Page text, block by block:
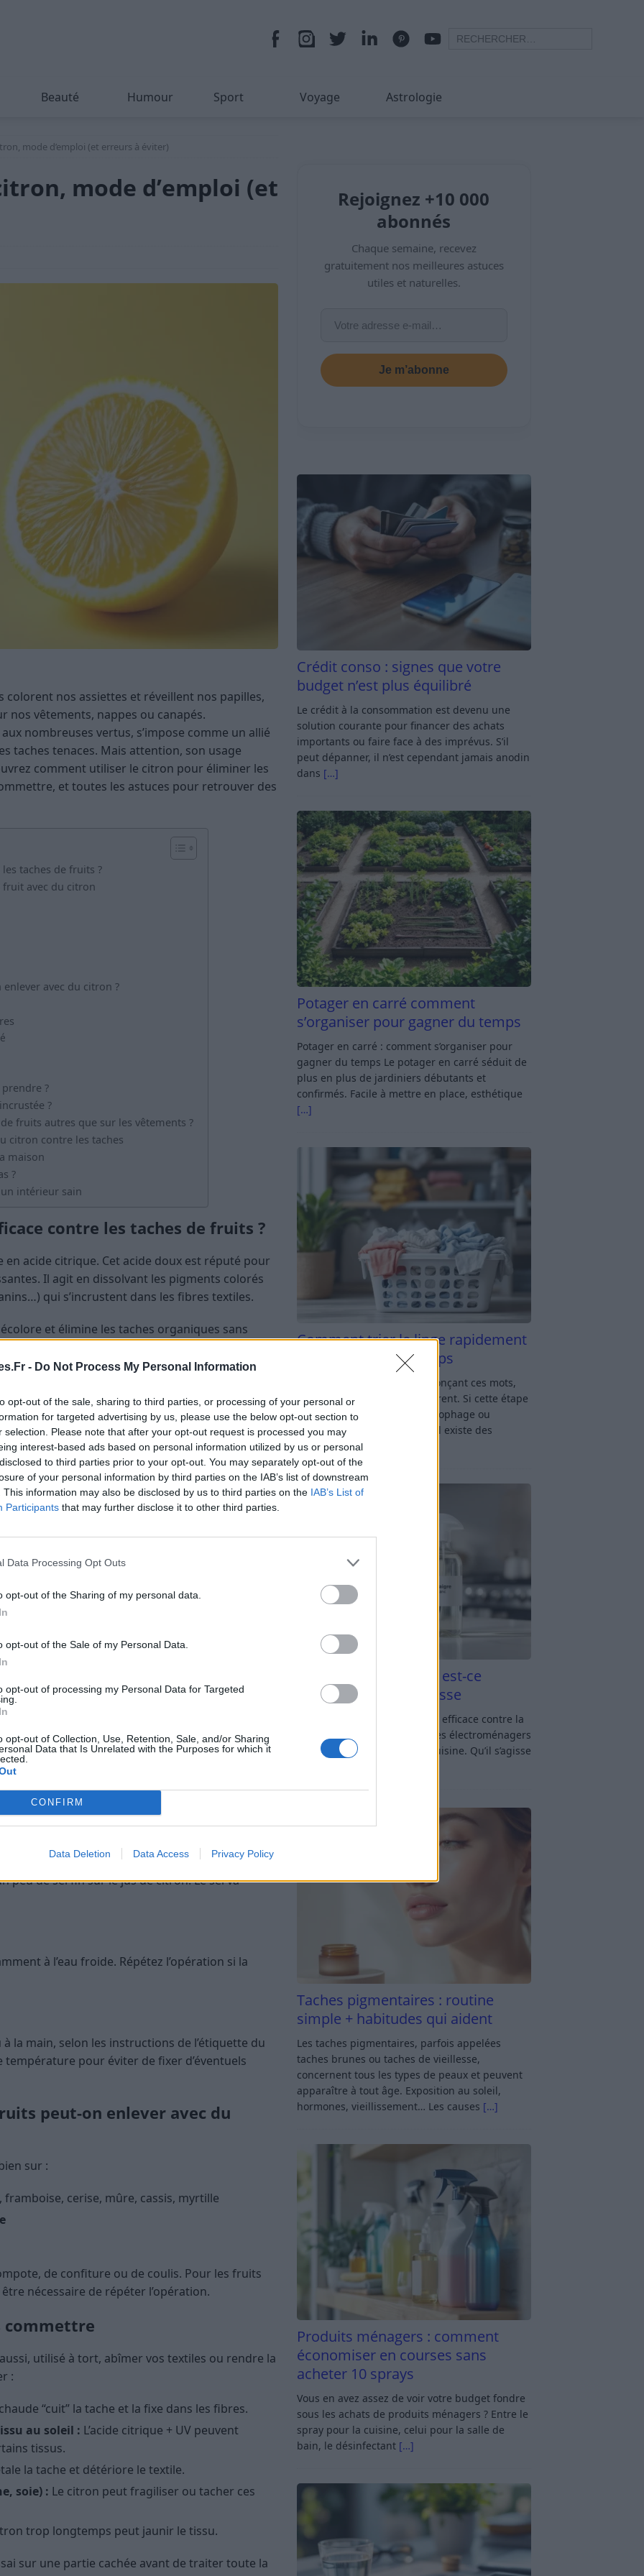
- Do Not Process My Personal Information
opt-out of the sale, sharing to third parties, or processing of your personal or
for targeted advertising by us, please use the below opt-out section to
selection. Please note that after your opt-out request is processed you may
interest-based ads based on personal information utilized by us or personal
to third parties prior to your opt-out. You may separately opt-out of the
of your personal information by third parties on the IAB’s list of downstream
This information may also be disclosed by us to third parties on the IAB’s List of
Participants that may further disclose it to other third parties.
Data Processing Opt Outs
opt-out of the Sharing of my personal data.
opt-out of the Sale of my Personal Data.
opt-out of processing my Personal Data for Targeted
opt-out of Collection, Use, Retention, Sale, and/or Sharing
Data that Is Unrelated with the Purposes for which it
CONFIRM
Data Deletion Data Access Privacy Policy
Beauté Humour Sport Voyage Astrologie
mode d’emploi (et erreurs à éviter)
mode d’emploi (et
colorent nos assiettes et réveillent nos papilles,
nos vêtements, nappes ou canapés.
nombreuses vertus, s’impose comme un allié
taches tenaces. Mais attention, son usage
comment utiliser le citron pour éliminer les
et toutes les astuces pour retrouver des
taches de fruits ?
fruit avec du citron
avec du citron ?
?
?
fruits autres que sur les vêtements ?
citron contre les taches
maison
?
intérieur sain
contre les taches de fruits ?
acide citrique. Cet acide doux est réputé pour
Il agit en dissolvant les pigments colorés
qui s’incrustent dans les fibres textiles.
et élimine les taches organiques sans
agressifs.
le tissu.
:
délicats.
généralement déjà présent dans la cuisine.
étape par étape.
tache de fruit avec du citron
le tissu, plus elle s’incruste. Que ce soit une
ou une tâche de mûre sur une nappe,
de fruit avec un papier absorbant ou un chiffon
étaler la tache.
libre.
sous un filet d’eau froide pour diluer le
qui fixe les taches organiques !
et appliquez quelques gouttes de jus
diluez le jus avec un peu d’eau.
de la tache.
peu de sel fin sur le jus de citron. Le sel va
à l’eau froide. Répétez l’opération si la
la main, selon les instructions de l’étiquette du
température pour éviter de fixer d’éventuels
peut-on enlever avec du
sur :
framboise, cerise, mûre, cassis, myrtille
de confiture ou de coulis. Pour les fruits
nécessaire de répéter l’opération.
commettre
utilisé à tort, abîmer vos textiles ou rendre la
:
chaude “cuit” la tache et la fixe dans les fibres.
au soleil : L’acide citrique + UV peuvent
tissus.
la tache et détériore le textile.
soie) : Le citron peut fragiliser ou tacher ces
trop longtemps peut jaunir le tissu.
sur une partie cachée avant de traiter toute la
Rejoignez +10 000
abonnés
Chaque semaine, recevez
gratuitement nos meilleures astuces
utiles et naturelles.
Je m’abonne
Crédit conso : signes que votre
budget n’est plus équilibré
Le crédit à la consommation est devenu une
solution courante pour financer des achats
importants ou faire face à des imprévus. S’il
peut dépanner, il n’est cependant jamais anodin
dans […]
Potager en carré comment
s’organiser pour gagner du temps
Potager en carré : comment s’organiser pour
gagner du temps Le potager en carré séduit de
plus en plus de jardiniers débutants et
confirmés. Facile à mettre en place, esthétique
[…]
Comment trier le linge rapidement
sans y passer du temps
Tri du linge : rien qu’en prononçant ces mots,
beaucoup d’entre nous soupirent. Si cette étape
du lavage vous semble chronophage ou
compliquée, rassurez-vous : il existe des
astuces simples
Vinaigre blanc et four est-ce
efficace contre la graisse
Vinaigre blanc et four : est-ce efficace contre la
graisse ? Le four fait partie des électroménagers
les plus sollicités dans une cuisine. Qu’il s’agisse
Taches pigmentaires : routine
simple + habitudes qui aident
Les taches pigmentaires, parfois appelées
taches brunes ou taches de vieillesse,
concernent tous les types de peaux et peuvent
apparaître à tout âge. Exposition au soleil,
hormones, vieillissement… Les causes […]
Produits ménagers : comment
économiser en courses sans
acheter 10 sprays
Vous en avez assez de voir votre budget fondre
sous les achats de produits ménagers ? Entre le
spray pour la cuisine, celui pour la salle de
bain, le désinfectant […]